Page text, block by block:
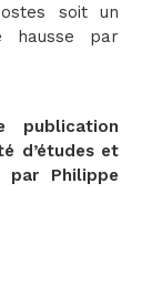
soit un
hausse par
publication
d’études et
par Philippe